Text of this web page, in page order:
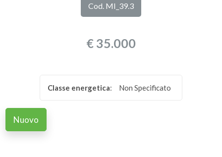
Cod. MI_39.3
€ 35.000
Classe energetica: Non Specificato
Nuovo
CONTATTI